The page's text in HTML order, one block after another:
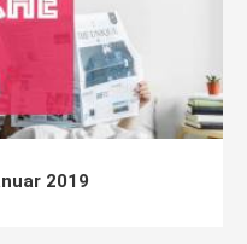
2019